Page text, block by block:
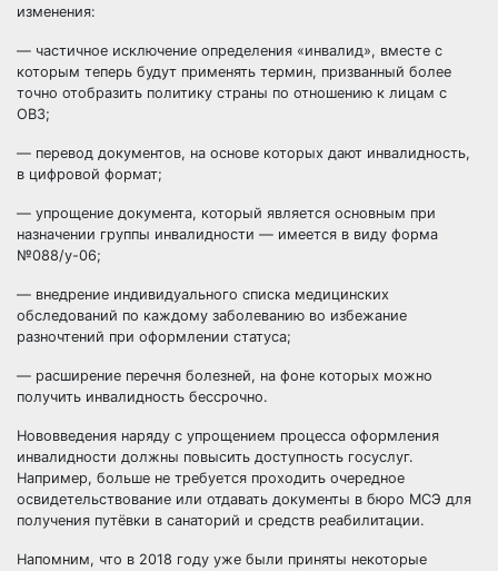
изменения:
— частичное исключение определения «инвалид», вместе с
которым теперь будут применять термин, призванный более
точно отобразить политику страны по отношению к лицам с
ОВЗ;
— перевод документов, на основе которых дают инвалидность,
в цифровой формат;
— упрощение документа, который является основным при
назначении группы инвалидности — имеется в виду форма
№088/у-06;
— внедрение индивидуального списка медицинских
обследований по каждому заболеванию во избежание
разночтений при оформлении статуса;
— расширение перечня болезней, на фоне которых можно
получить инвалидность бессрочно.
Нововведения наряду с упрощением процесса оформления
инвалидности должны повысить доступность госуслуг.
Например, больше не требуется проходить очередное
освидетельствование или отдавать документы в бюро МСЭ для
получения путёвки в санаторий и средств реабилитации.
Напомним, что в 2018 году уже были приняты некоторые